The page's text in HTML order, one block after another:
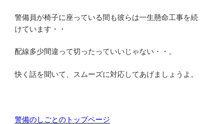
警備員が椅子に座っている間も彼らは一生懸命工事を続
けています・・
配線多少間違って切ったっていいじゃない・・。
快く話を聞いて、スムーズに対応してあげましょうよ。
警備のしごとのトップページ